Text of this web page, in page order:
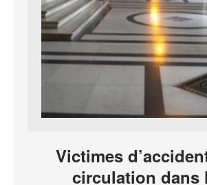
Victimes
circulation dans